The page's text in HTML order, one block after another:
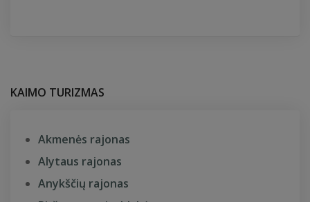
KAIMO TURIZMAS
Akmenės rajonas
Alytaus rajonas
Anykščių rajonas